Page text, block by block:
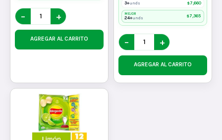
− +
AGREGAR AL CARRITO
3+unds $7,660
MEJOR
24+unds $7,365
− +
AGREGAR AL CARRITO